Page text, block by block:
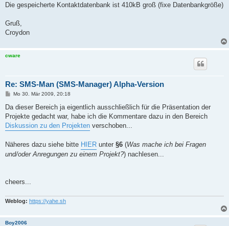
Die gespeicherte Kontaktdatenbank ist 410kB groß (fixe Datenbankgröße)
Gruß,
Croydon
cware
Re: SMS-Man (SMS-Manager) Alpha-Version
B
i
r
a
g
Mo 30. Mär 2009, 20:18
Da dieser Bereich ja eigentlich ausschließlich für die Präsentation der
Projekte gedacht war, habe ich die Kommentare dazu in den Bereich
Diskussion zu den Projekten verschoben...
Näheres dazu siehe bitte HIER unter §6 (Was mache ich bei Fragen
und/oder Anregungen zu einem Projekt?) nachlesen...
cheers...
Weblog: https://yahe.sh
Boy2006